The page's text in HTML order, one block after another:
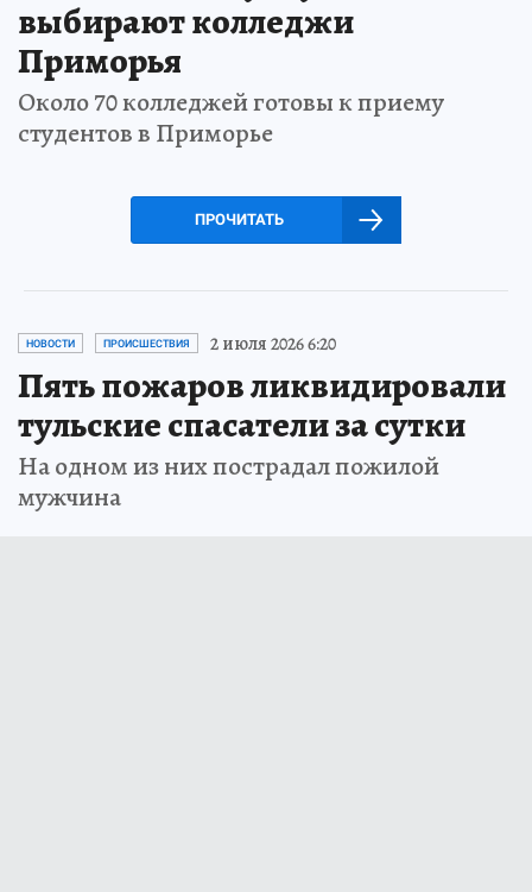
выбирают колледжи
Приморья
Около 70 колледжей готовы к приему
студентов в Приморье
ПРОЧИТАТЬ
НОВОСТИ ПРОИСШЕСТВИЯ 2 июля 2026 6:20
Пять пожаров ликвидировали
тульские спасатели за сутки
На одном из них пострадал пожилой
мужчина